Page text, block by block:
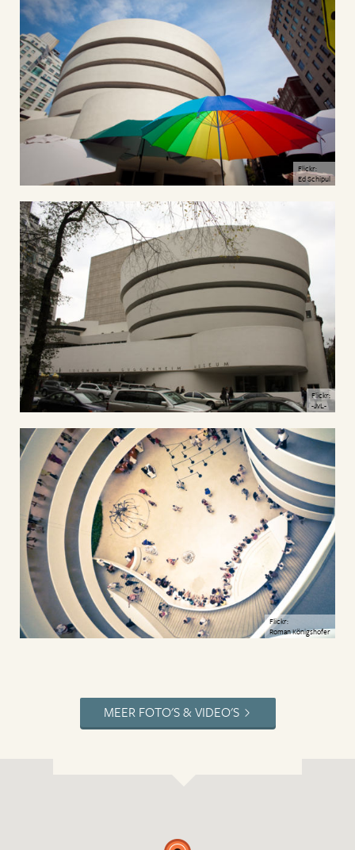
Flickr:
Ed Schipul
Flickr:
-JvL-
Flickr:
Roman Königshofer
MEER FOTO'S & VIDEO'S